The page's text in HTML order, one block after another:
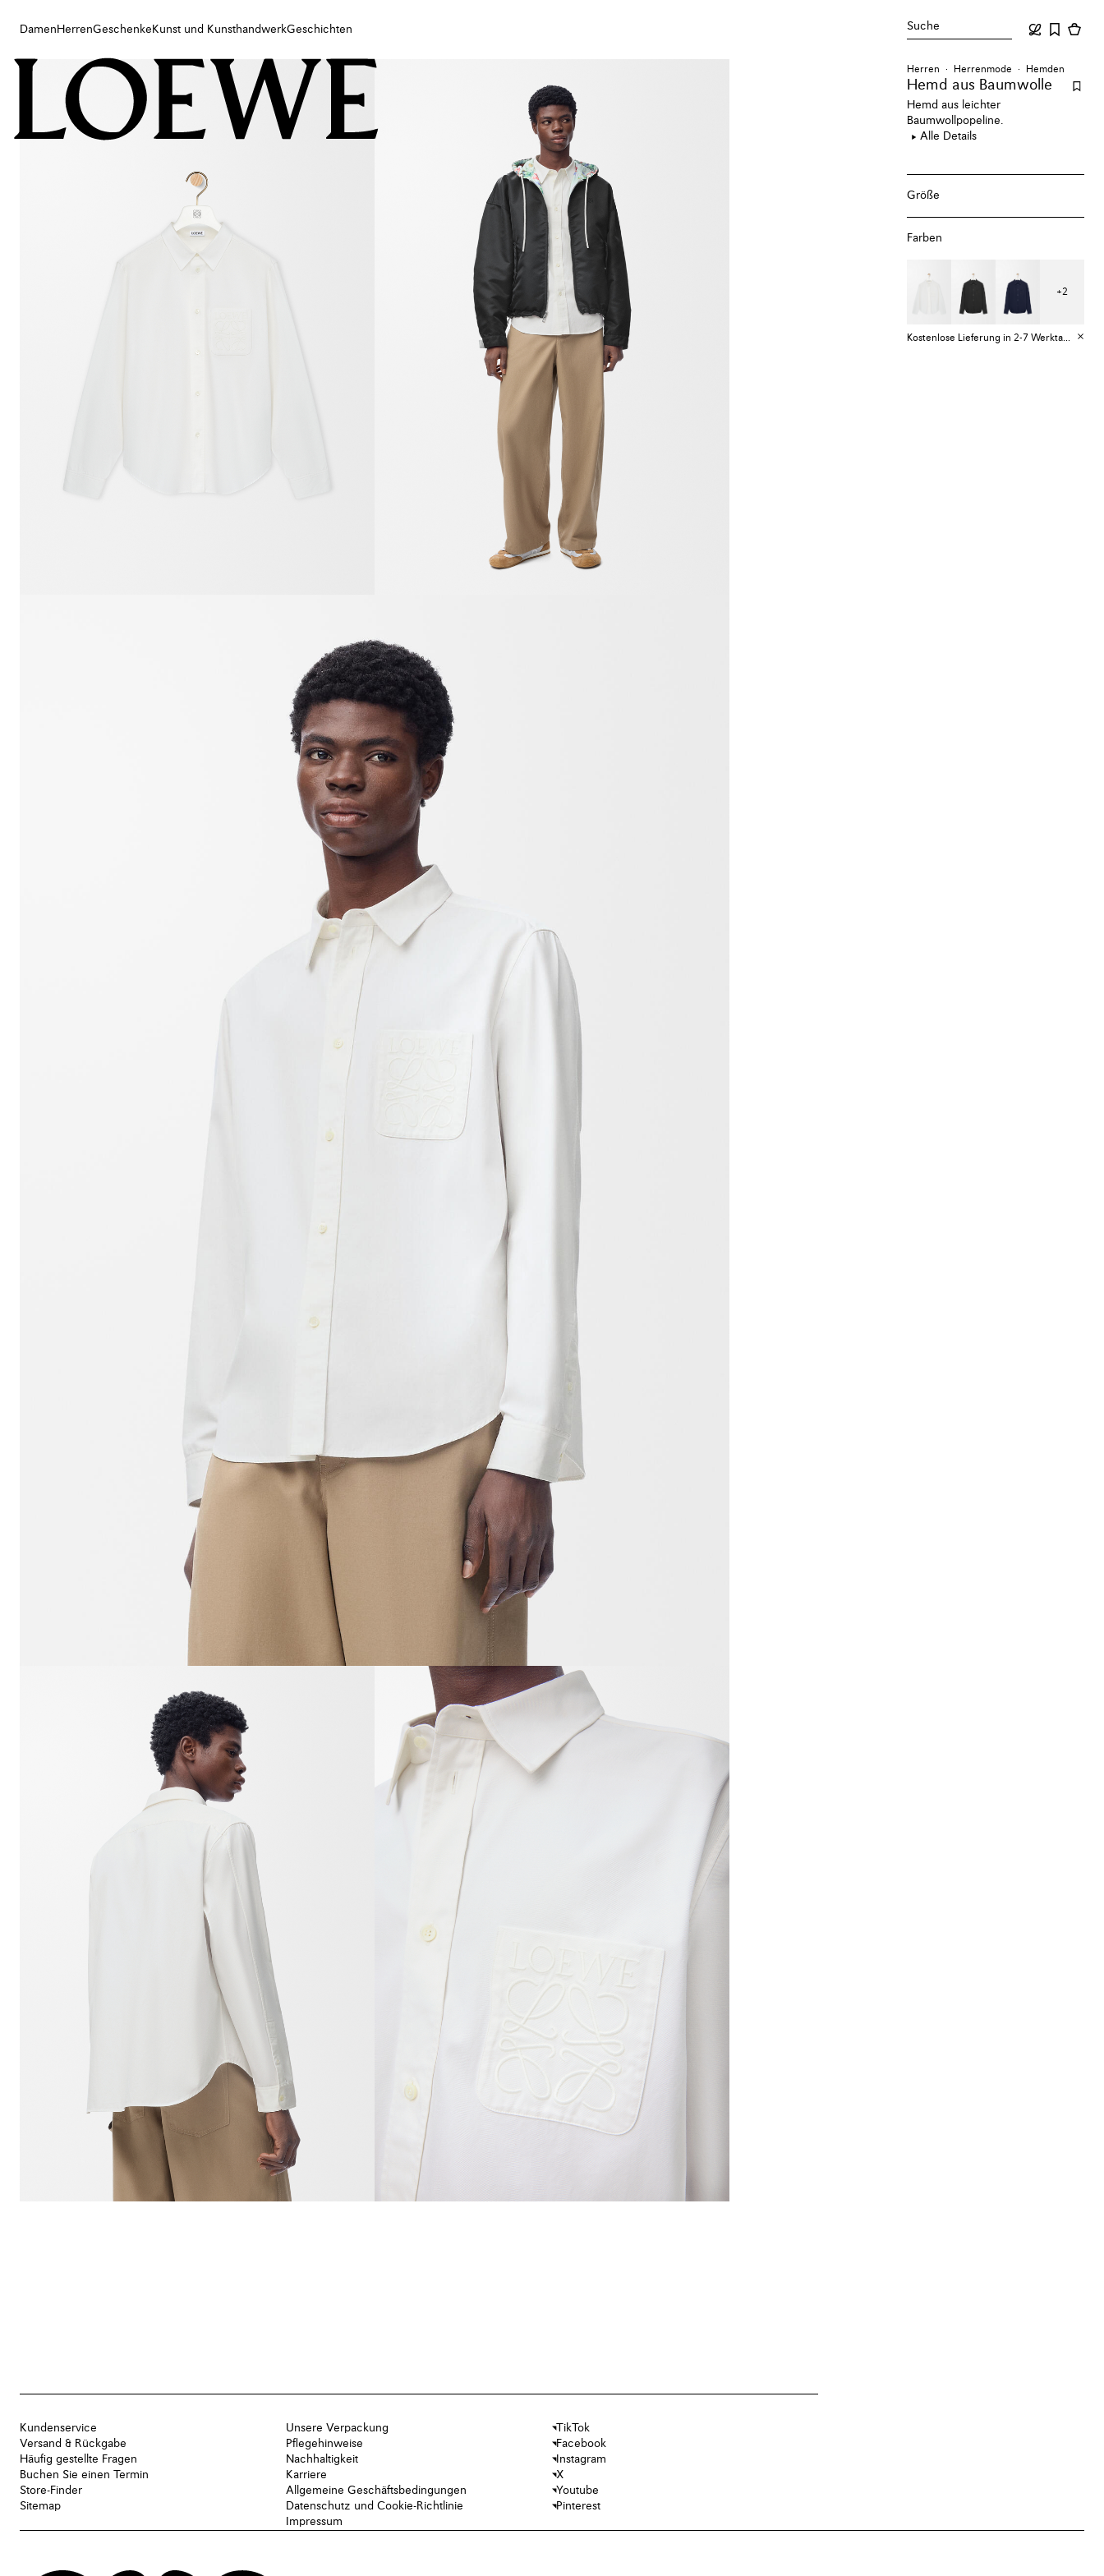
Damen HerrenGeschenke Kunst und KunsthandwerkGeschichten Suche
Damen
Geschenke
Kunst und Kunsthandwerk
Herren Herrenmode Hemden
Hemd aus Baumwolle
Hemd aus leichter
Baumwollpopeline.
Alle Details
Größe
Farben
+2
Kostenlose Lieferung in 2-7 Werktagen
Kundenservice
Versand & Rückgabe
Häufig gestellte Fragen
Buchen Sie einen Termin
Store-Finder
Sitemap
Unsere Verpackung
Pflegehinweise
Nachhaltigkeit
Karriere
Allgemeine Geschäftsbedingungen
Datenschutz und Cookie-Richtlinie
Impressum
TikTok
Facebook
Instagram
X
Youtube
Pinterest